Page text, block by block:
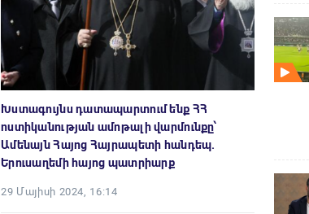
Խստագույնս դատապարտում ենք ՀՀ
ոստիկանության ամոթալի վարմունքը՝
Ամենայն Հայոց Հայրապետի հանդեպ.
Երուսաղեմի հայոց պատրիարք
29 Մայիսի 2024, 16:14